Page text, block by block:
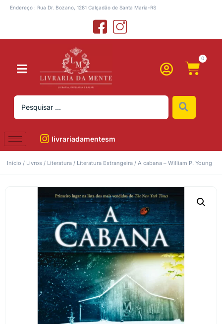
Endereço : Rua Dr. Bozano, 1281 Calçadão de Santa Maria-RS
0
livrariadamentesm
Início / Livros / Literatura / Literatura Estrangeira / A cabana – William P. Young